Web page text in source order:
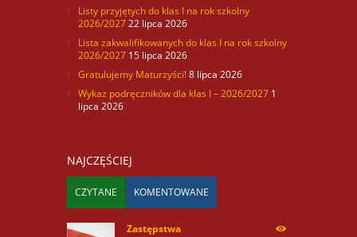
Listy przyjętych do klas I na rok szkolny
2026/202722 lipca 2026
Lista zakwalifikowanych do klas I na rok szkolny
2026/2027 15 lipca 2026
Gratulujemy Maturzyści!8 lipca 2026
Wykaz podręczników dla klas I – 2026/2027 1
lipca 2026
NAJCZĘŚCIEJ
CZYTANE KOMENTOWANE
Zastępstwa